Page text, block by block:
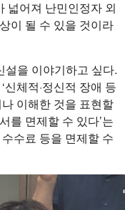
넓어져 난민인정자 외
이 될 수 있을 것이라
설을 이야기하고 싶다.
체적·정신적 장애 등
이해한 것을 표현할
를 면제할 수 있다’는
수료 등을 면제할 수